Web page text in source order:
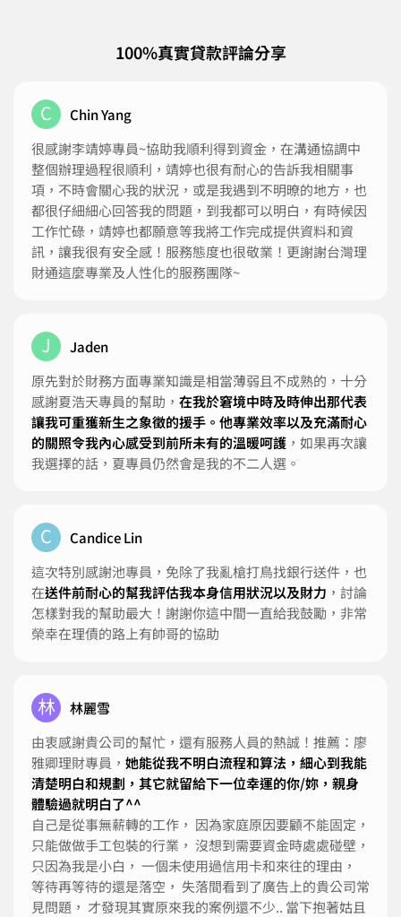
100%真實貸款評論分享
C
Chin Yang
很感謝李靖婷專員~協助我順利得到資金，在溝通協調中
整個辦理過程很順利，靖婷也很有耐心的告訴我相關事
項，不時會關心我的狀況，或是我遇到不明暸的地方，也
都很仔細細心回答我的問題，到我都可以明白，有時候因
工作忙碌，靖婷也都願意等我將工作完成提供資料和資
訊，讓我很有安全感！服務態度也很敬業！更謝謝台灣理
財通這麼專業及人性化的服務團隊~
J
Jaden
原先對於財務方面專業知識是相當薄弱且不成熟的，十分
感謝夏浩天專員的幫助， 在我於窘境中時及時伸出那代表
讓我可重獲新生之象徵的援手。他專業效率以及充滿耐心
的關照令我內心感受到前所未有的溫暖呵護 ，如果再次讓
我選擇的話，夏專員仍然會是我的不二人選。
C
Candice Lin
這次特別感謝池專員，免除了我亂槍打鳥找銀行送件，也
在送件前耐心的幫我評估我本身信用狀況以及財力 ，討論
怎樣對我的幫助最大！謝謝你這中間一直給我鼓勵，非常
榮幸在理債的路上有帥哥的協助
林
林麗雪
由衷感謝貴公司的幫忙，還有服務人員的熱誠！推薦：廖
雅卿理財專員， 她能從我不明白流程和算法，細心到我能
清楚明白和規劃，其它就留給下一位幸運的你/妳，親身
體驗過就明白了^^
自己是從事無薪轉的工作， 因為家庭原因要顧不能固定，
只能做做手工包裝的行業， 沒想到需要資金時處處碰壁，
只因為我是小白， 一個未使用過信用卡和來往的理由，
等待再等待的還是落空， 失落間看到了廣告上的貴公司常
見問題， 才發現其實原來我的案例還不少.. 當下抱著姑且